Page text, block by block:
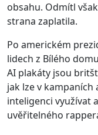
obsahu. Odmítl
strana zaplatila.
Po americkém
lidech z Bílého
AI plakáty jsou
jak lze v
inteligenci využívat
uvěřitelného